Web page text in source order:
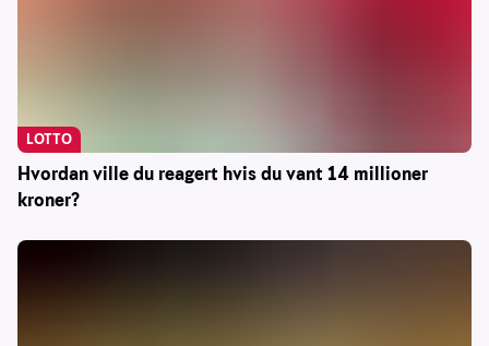
Hvordan ville du reagert hvis du vant 14 millioner
kroner?
LOTTO